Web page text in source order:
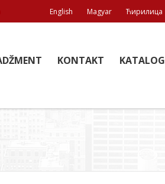
English Magyar Ћирилица
KONTAKT KATALOG